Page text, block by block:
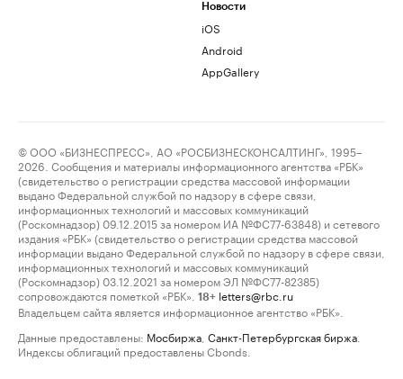
Новости
iOS
Android
AppGallery
© ООО «БИЗНЕСПРЕСС», АО «РОСБИЗНЕСКОНСАЛТИНГ», 1995–
2026. Сообщения и материалы информационного агентства «РБК»
(свидетельство о регистрации средства массовой информации
выдано Федеральной службой по надзору в сфере связи,
информационных технологий и массовых коммуникаций
(Роскомнадзор) 09.12.2015 за номером ИА №ФС77-63848) и сетевого
издания «РБК» (свидетельство о регистрации средства массовой
информации выдано Федеральной службой по надзору в сфере связи,
информационных технологий и массовых коммуникаций
(Роскомнадзор) 03.12.2021 за номером ЭЛ №ФС77-82385)
сопровождаются пометкой «РБК».
18+ letters@rbc.ru
Владельцем сайта является информационное агентство «РБК».
Данные предоставлены: Мосбиржа Санкт-Петербургская биржа
Индексы облигаций предоставлены Cbonds.